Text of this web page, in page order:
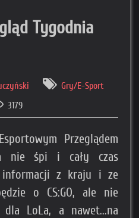
Tygodnia
Gry/E-Sport
3179
Przeglądem
nie śpi i cały czas
informacji z kraju i ze
o CS:GO, ale nie
LoLa, a nawet...na